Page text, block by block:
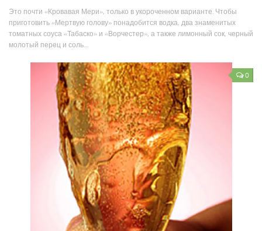
Это почти «Кровавая Мери», только в укороченном варианте. Чтобы
приготовить «Мертвую голову» понадобится водка, два знаменитых
томатных соуса «Табаско» и «Ворчестер», а также лимонный сок, черный
молотый перец и соль....
0